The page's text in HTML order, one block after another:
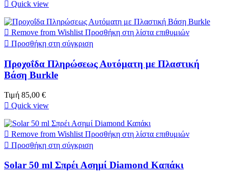
 Quick view
 Remove from Wishlist Προσθήκη στη λίστα επιθυμιών
 Προσθήκη στη σύγκριση
Προχοΐδα Πληρώσεως Αυτόματη με Πλαστική
Βάση Burkle
Τιμή 85,00 €
 Quick view
 Remove from Wishlist Προσθήκη στη λίστα επιθυμιών
 Προσθήκη στη σύγκριση
Solar 50 ml Σπρέι Ασημί Diamond Καπάκι